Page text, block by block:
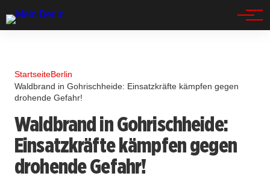
StartseiteBerlin
Waldbrand in Gohrischheide: Einsatzkräfte kämpfen gegen
drohende Gefahr!
Waldbrand in Gohrischheide:
Einsatzkräfte kämpfen gegen
drohende Gefahr!